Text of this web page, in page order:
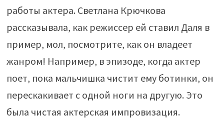
работы актера. Светлана Крючкова
рассказывала, как режиссер ей ставил Даля в
пример, мол, посмотрите, как он владеет
жанром! Например, в эпизоде, когда актер
поет, пока мальчишка чистит ему ботинки, он
перескакивает с одной ноги на другую. Это
была чистая актерская импровизация.